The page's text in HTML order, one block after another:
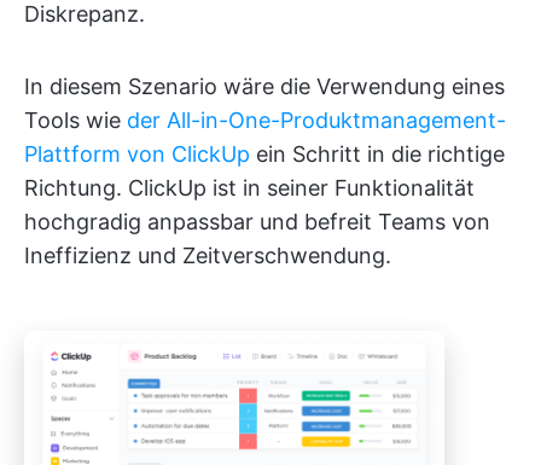
Diskrepanz.
In diesem Szenario wäre die Verwendung eines
Tools wie der All-in-One-Produktmanagement-
Plattform von ClickUp ein Schritt in die richtige
Richtung. ClickUp ist in seiner Funktionalität
hochgradig anpassbar und befreit Teams von
Ineffizienz und Zeitverschwendung.